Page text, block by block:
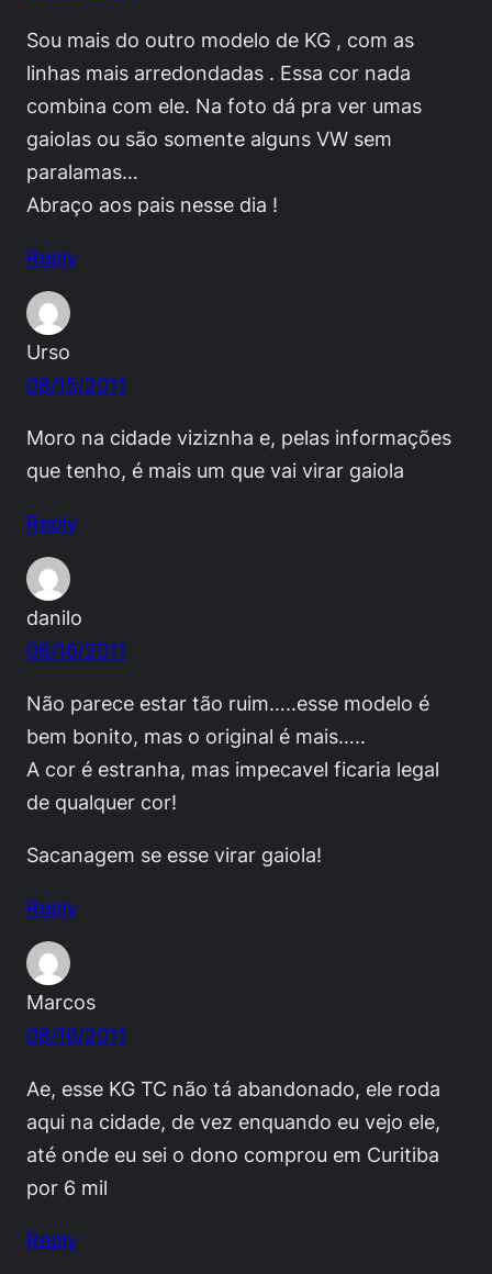
Sou mais do outro modelo de KG , com as
linhas mais arredondadas . Essa cor nada
combina com ele. Na foto dá pra ver umas
gaiolas ou são somente alguns VW sem
paralamas…
Abraço aos pais nesse dia !
Reply
Urso
08/15/2011
Moro na cidade viziznha e, pelas informações
que tenho, é mais um que vai virar gaiola
Reply
danilo
08/16/2011
Não parece estar tão ruim…..esse modelo é
bem bonito, mas o original é mais…..
A cor é estranha, mas impecavel ficaria legal
de qualquer cor!
Sacanagem se esse virar gaiola!
Reply
Marcos
08/16/2011
Ae, esse KG TC não tá abandonado, ele roda
aqui na cidade, de vez enquando eu vejo ele,
até onde eu sei o dono comprou em Curitiba
por 6 mil
Reply